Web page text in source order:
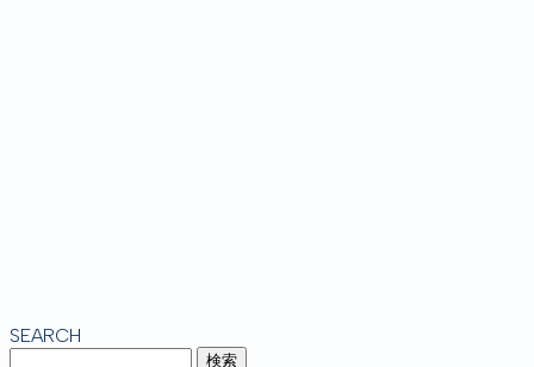
SEARCH